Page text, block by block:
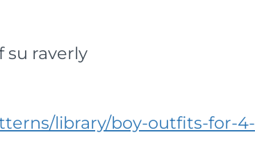
su raverly
library/boy-outfits-for-4-